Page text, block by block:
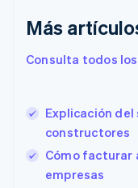
Más
Consulta todos
Explicación
constructores
Cómo facturar
empresas
Eslovenia
España
EnglishEspañol简
Estonia
Finlandia
EnglishSvenska